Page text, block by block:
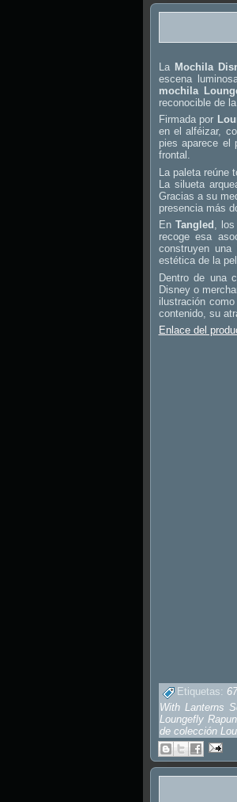
La Mochila
escena
mochila
reconocible de
Firmada por
en el alféizar,
pies aparece el
frontal.
La paleta reúne
La silueta
Gracias a su
presencia más
En Tangled , los
recoge esa
construyen
estética de la
Dentro de una
Disney o
ilustración
contenido, su
Enlace del
Etiquetas:
With Lanterns
Loungefly
de colección